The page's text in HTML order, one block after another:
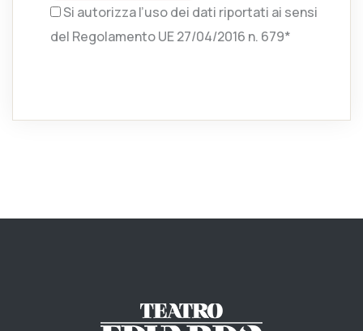
Si autorizza l’uso dei dati riportati ai sensi
del Regolamento UE 27/04/2016 n. 679*